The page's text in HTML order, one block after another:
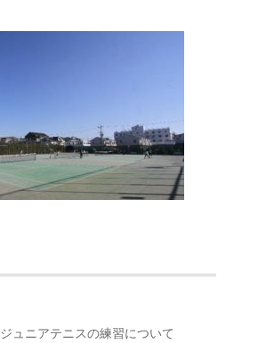
ジュニアテニスの練習について